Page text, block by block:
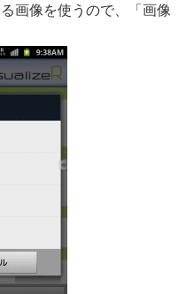
画像を使うので、「画像